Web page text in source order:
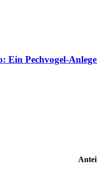
Ein Pechvogel-